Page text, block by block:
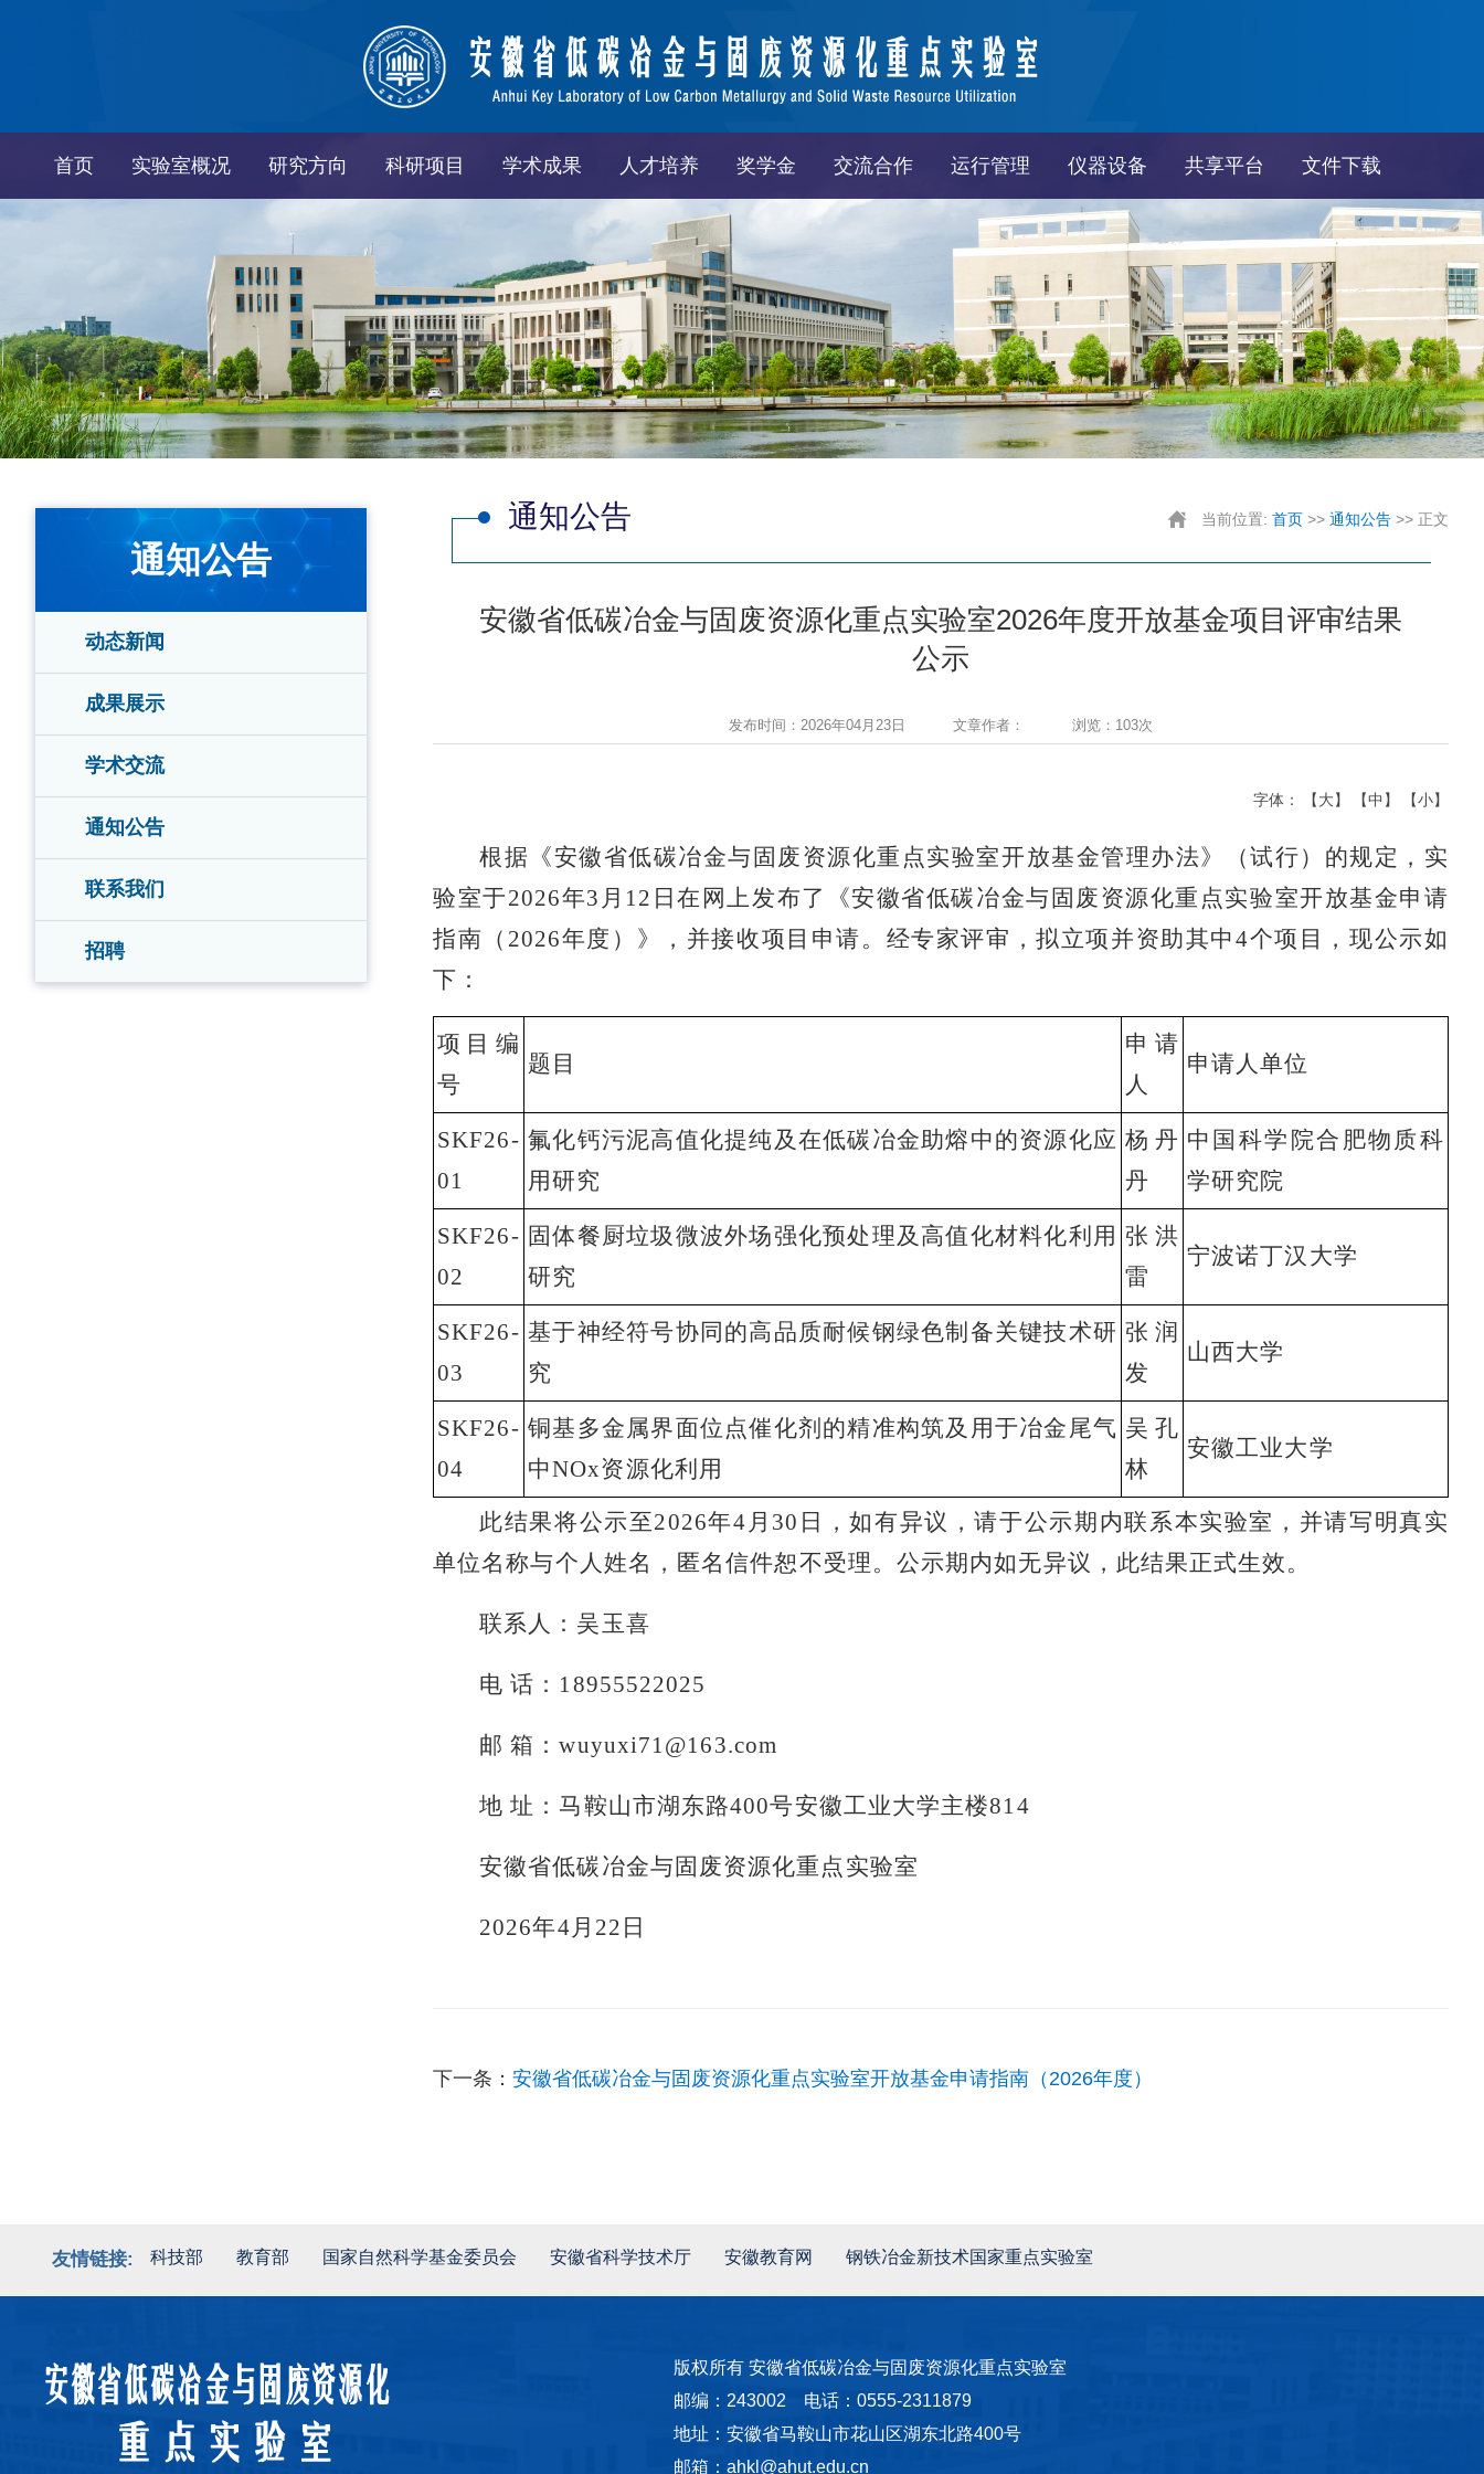
首页 实验室概况 研究方向 科研项目 学术成果 人才培养 奖学金 交流合作 运行管理 仪器设备 共享平台 文件下载
通知公告
动态新闻
成果展示
学术交流
通知公告
联系我们
招聘
通知公告 当前位置: 首页 >> 通知公告 >> 正文
安徽省低碳冶金与固废资源化重点实验室2026年度开放基金项目评审结果
公示
发布时间：2026年04月23日 文章作者： 浏览：103次
字体： 【大】 【中】 【小】
根据《安徽省低碳冶金与固废资源化重点实验室开放基金管理办法》（试行）的规定，实
验室于2026年3月12日在网上发布了《安徽省低碳冶金与固废资源化重点实验室开放基金申请
指南（2026年度）》，并接收项目申请。经专家评审，拟立项并资助其中4个项目，现公示如
下：
项目编
号
题目
申请
人
申请人单位
SKF26-
01
氟化钙污泥高值化提纯及在低碳冶金助熔中的资源化应
用研究
杨丹
丹
中国科学院合肥物质科
学研究院
SKF26-
02
固体餐厨垃圾微波外场强化预处理及高值化材料化利用
研究
张洪
雷
宁波诺丁汉大学
SKF26-
03
基于神经符号协同的高品质耐候钢绿色制备关键技术研
究
张润
发
山西大学
SKF26-
04
铜基多金属界面位点催化剂的精准构筑及用于冶金尾气
中NOx资源化利用
吴孔
林
安徽工业大学
此结果将公示至2026年4月30日，如有异议，请于公示期内联系本实验室，并请写明真实
单位名称与个人姓名，匿名信件恕不受理。公示期内如无异议，此结果正式生效。
联系人：吴玉喜
电 话：18955522025
邮 箱：wuyuxi71@163.com
地 址：马鞍山市湖东路400号安徽工业大学主楼814
安徽省低碳冶金与固废资源化重点实验室
2026年4月22日
下一条： 安徽省低碳冶金与固废资源化重点实验室开放基金申请指南（2026年度）
友情链接: 科技部 教育部 国家自然科学基金委员会 安徽省科学技术厅 安徽教育网 钢铁冶金新技术国家重点实验室
版权所有 安徽省低碳冶金与固废资源化重点实验室
邮编：243002 电话：0555-2311879
地址：安徽省马鞍山市花山区湖东北路400号
邮箱：ahkl@ahut.edu.cn